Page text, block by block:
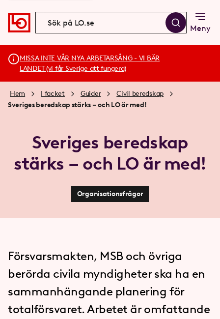
Meny
MISSA INTE VÅR NYA ARBETARSÅNG - VI BÄR
LANDET (vi får Sverige att fungera)
Hem I facket Guider
Civil beredskap
Sveriges beredskap stärks – och LO är med!
Sveriges beredskap
stärks – och LO är med!
Organisationsfrågor
Försvarsmakten, MSB och övriga
berörda civila myndigheter ska ha en
sammanhängande planering för
totalförsvaret. Arbetet är omfattande